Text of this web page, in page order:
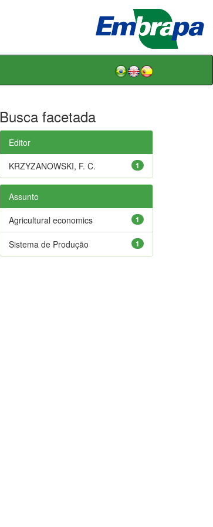
Busca facetada
Editor
1
KRZYZANOWSKI, F. C.
Assunto
1
Agricultural economics
1
Sistema de Produção